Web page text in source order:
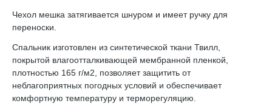
Чехол мешка затягивается шнуром и имеет ручку для
переноски.
Спальник изготовлен из синтетической ткани Твилл,
покрытой влагоотталкивающей мембранной пленкой,
плотностью 165 г/м2, позволяет защитить от
неблагоприятных погодных условий и обеспечивает
комфортную температуру и терморегуляцию.